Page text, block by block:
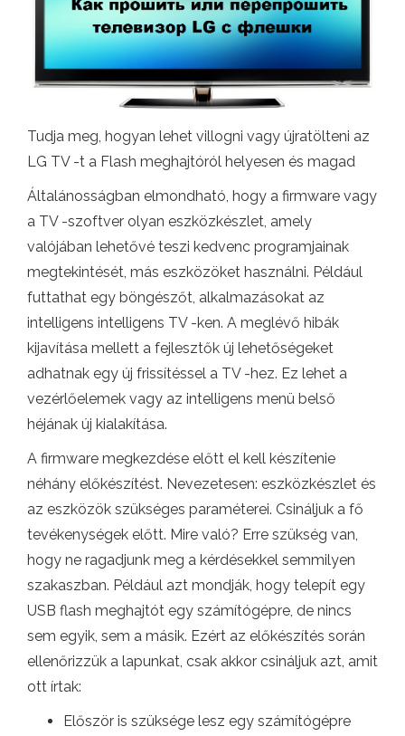
Tudja meg, hogyan lehet villogni vagy újratölteni az
LG TV -t a Flash meghajtóról helyesen és magad
Általánosságban elmondható, hogy a firmware vagy
a TV -szoftver olyan eszközkészlet, amely
valójában lehetővé teszi kedvenc programjainak
megtekintését, más eszközöket használni. Például
futtathat egy böngészőt, alkalmazásokat az
intelligens intelligens TV -ken. A meglévő hibák
kijavítása mellett a fejlesztők új lehetőségeket
adhatnak egy új frissítéssel a TV -hez. Ez lehet a
vezérlőelemek vagy az intelligens menü belső
héjának új kialakítása.
A firmware megkezdése előtt el kell készítenie
néhány előkészítést. Nevezetesen: eszközkészlet és
az eszközök szükséges paraméterei. Csináljuk a fő
tevékenységek előtt. Mire való? Erre szükség van,
hogy ne ragadjunk meg a kérdésekkel semmilyen
szakaszban. Például azt mondják, hogy telepít egy
USB flash meghajtót egy számítógépre, de nincs
sem egyik, sem a másik. Ezért az előkészítés során
ellenőrizzük a lapunkat, csak akkor csináljuk azt, amit
ott írtak:
Először is szüksége lesz egy számítógépre